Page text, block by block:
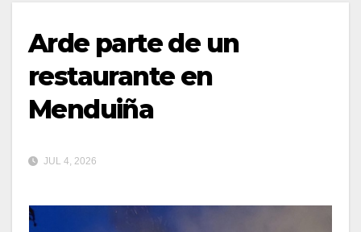
Arde parte de un
restaurante en
Menduiña
JUL 4, 2026